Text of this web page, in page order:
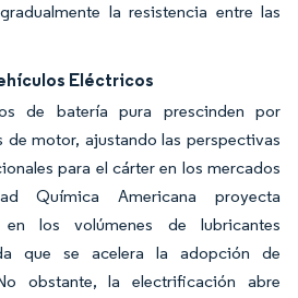
la resistencia entre las
Eléctricos
de batería pura prescinden por
motor, ajustando las perspectivas
para el cárter en los mercados
Química Americana proyecta
en los volúmenes de lubricantes
que se acelera la adopción de
obstante, la electrificación abre